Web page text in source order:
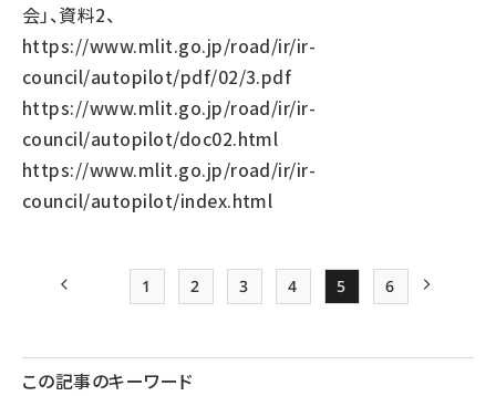
会」、資料2、
https://www.mlit.go.jp/road/ir/ir-
council/autopilot/pdf/02/3.pdf
https://www.mlit.go.jp/road/ir/ir-
council/autopilot/doc02.html
https://www.mlit.go.jp/road/ir/ir-
council/autopilot/index.html
前ページ 先頭ページ
1
Page
2
Page
3
Page
4
Page
5
Page
6
この記事のキーワード